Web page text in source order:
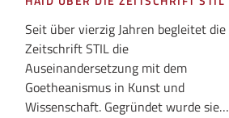
Seit über vierzig Jahren begleitet die
Zeitschrift STIL die
Auseinandersetzung mit dem
Goetheanismus in Kunst und
Wissenschaft. Gegründet wurde sie…